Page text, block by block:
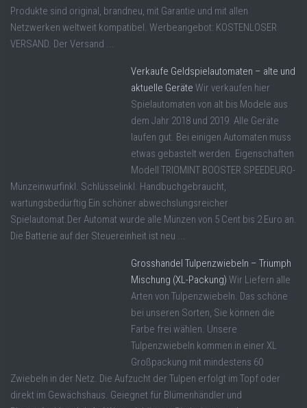
Produkte sind original, brandneu, mit Garantie und mit allen
Netzwerken weltweit kompatibel. Werbeangebot: KOSTENLOSER
VERSAND. Der Versand ...
Verkaufe Geldspielautomaten – alte und
aktuelle Geräte Wir verkaufen hier
Spielautomaten von alt bis Modele aus
dem Jahr 2018 und 2019. Alle Geräte
laufen gut. Bei einigen Automaten muss
etwas gebastelt werden. Eigenschaften
Modell TRIOMINT BOOSTER SPEEDEURO-
Münzeinwurfinkl. Schlüsselinkl. Handbuchgebraucht,
wartungsbedürftig Ein schöner abwechslungsreicher
Spielautomat.Der Automat wurde alle Münzen von 5 Cent bis 2 Euro an.
Die Batterie auf der Steuereinheit ist neu ...
Grosshandel Tulpenzwiebeln – Triumph
Mischung (XL-Packung) Wir Liefern alle
Arten von Tulpenzwiebeln. Das schöne
bei unseren Sorten, Sie können die
Farbe frei wählen. Unsere
Tulpenzwiebeln kommen in einer XL
Großpackung mit mindestens 60
Zwiebeln in der Netz. Die Aufzucht der Tulpen erfolgt im Topf oder
direkt im Gewächshaus. Geiegnet für Blümenhändler und